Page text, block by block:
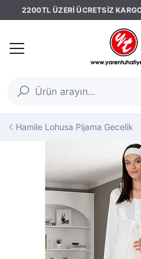
2200TL ÜZERİ ÜCRETSİZ
Hamile Lohusa Pijama Gecelik